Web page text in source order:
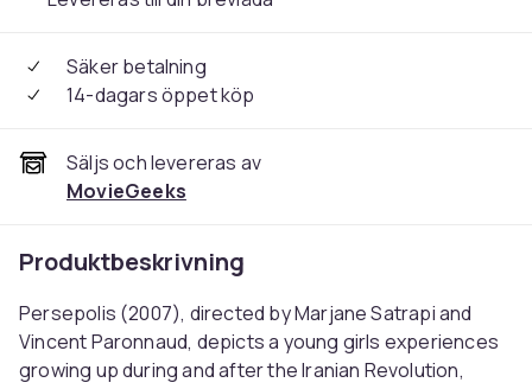
Säker betalning
14-dagars öppet köp
Säljs och levereras av
MovieGeeks
Produktbeskrivning
Persepolis (2007), directed by Marjane Satrapi and
Vincent Paronnaud, depicts a young girls experiences
growing up during and after the Iranian Revolution,